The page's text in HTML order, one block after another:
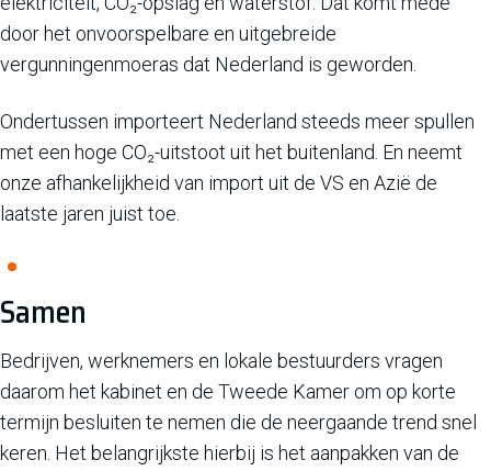
door het onvoorspelbare en uitgebreide
vergunningenmoeras dat Nederland is geworden.
Ondertussen importeert Nederland steeds meer spullen
met een hoge CO₂-uitstoot uit het buitenland. En neemt
onze afhankelijkheid van import uit de VS en Azië de
laatste jaren juist toe.
Samen
Bedrijven, werknemers en lokale bestuurders vragen
daarom het kabinet en de Tweede Kamer om op korte
termijn besluiten te nemen die de neergaande trend snel
keren. Het belangrijkste hierbij is het aanpakken van de